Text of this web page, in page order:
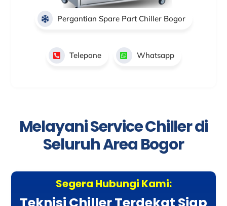
Pergantian Spare Part Chiller Bogor
Telepone Whatsapp
Melayani Service Chiller di
Seluruh Area Bogor
Segera Hubungi Kami: